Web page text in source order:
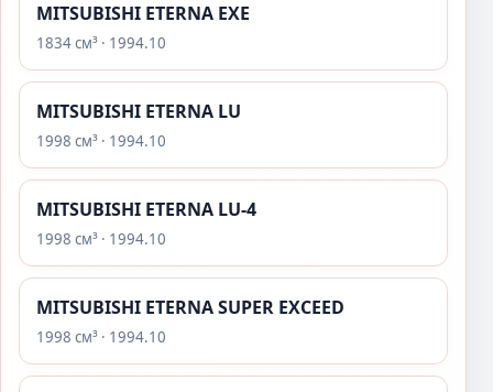
MITSUBISHI ETERNA EXE
1834 см³ · 1994.10
MITSUBISHI ETERNA LU
1998 см³ · 1994.10
MITSUBISHI ETERNA LU-4
1998 см³ · 1994.10
MITSUBISHI ETERNA SUPER EXCEED
1998 см³ · 1994.10